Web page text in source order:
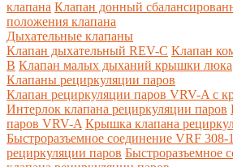
клапана Клапан донный
положения клапана
Дыхательные клапаны
Клапан дыхательный REV-C Клапан
B Клапан малых дыханий крышки люка
Клапаны рециркуляции паров
Клапан рециркуляции паров VRV-A с
Интерлок клапана рециркуляции паров
паров VRV-A Крышка клапана
Быстроразъемное соединение VRF 308-
рециркуляции паров Быстроразъемное